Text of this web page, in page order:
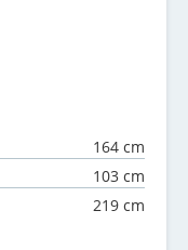
164 cm
103 cm
219 cm